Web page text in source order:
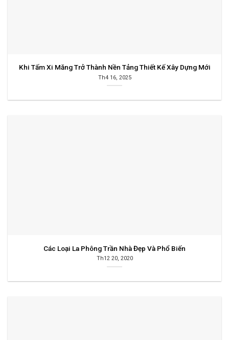
Khi Tấm Xi Măng Trở Thành Nền Tảng Thiết Kế Xây Dựng Mới
Th4 16, 2025
Các Loại La Phông Trần Nhà Đẹp Và Phổ Biến
Th12 20, 2020